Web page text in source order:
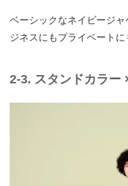
ベーシックなネイビージ
ジネスにもプライベートに
2-3. スタンドカラー